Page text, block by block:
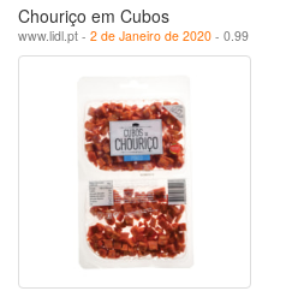
Chouriço em Cubos
www.lidl.pt - 2 de Janeiro de 2020 - 0.99